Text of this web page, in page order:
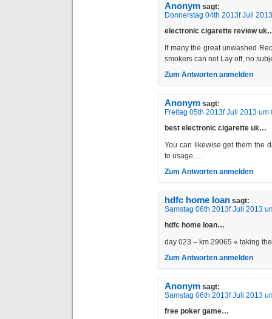
Anonym sagt:
Donnerstag 04th 2013f Juli
electronic cigarette review
If many the great unwashed
smokers can not Lay off, no
Zum Antworten anmelden
Anonym sagt:
Freitag 05th 2013f Juli 2013 um
best electronic cigarette uk…
You can likewise get them the
to usage….
Zum Antworten anmelden
hdfc home loan sagt:
Samstag 06th 2013f Juli 2013
hdfc home loan…
day 023 – km 29065 « taking
Zum Antworten anmelden
Anonym sagt:
Samstag 06th 2013f Juli 2013
free poker game…